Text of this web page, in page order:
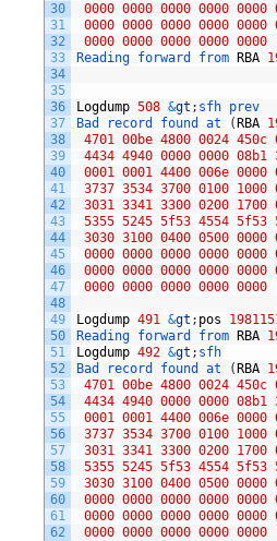
30
31
32
33
34
35
36
37
38
39
40
41
42
43
44
45
46
47
48
49
50
51
52
53
54
55
56
57
58
59
60
61
62
0000 0000 0000 0000 0000
0000 0000 0000 0000 0000
0000 0000 0000 0000 0000
Reading forward from RBA
Logdump 508 &gt ; sfh prev
Bad
record found at ( RBA
4701 00be 4800 0024 450c
4434 4940 0000 0000 08b1
0001 0001 4400 006e 0000
3737 3534 3700 0100 1000
3031 3341 3300 0200 1700
5355 5245 5f53 4554 5f53
3030 3100 0400 0500 0000
0000 0000 0000 0000 0000
0000 0000 0000 0000 0000
0000 0000 0000 0000 0000
Logdump 491 &gt ; pos
Reading forward from RBA
Logdump 492 &gt ; sfh
Bad
record found at ( RBA
4701 00be 4800 0024 450c
4434 4940 0000 0000 08b1
0001 0001 4400 006e 0000
3737 3534 3700 0100 1000
3031 3341 3300 0200 1700
5355 5245 5f53 4554 5f53
3030 3100 0400 0500 0000
0000 0000 0000 0000 0000
0000 0000 0000 0000 0000
0000 0000 0000 0000 0000